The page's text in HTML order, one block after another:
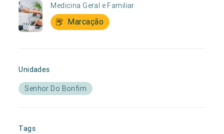
Medicina Geral e Familiar
Marcação
Unidades
Senhor Do Bonfim
Tags